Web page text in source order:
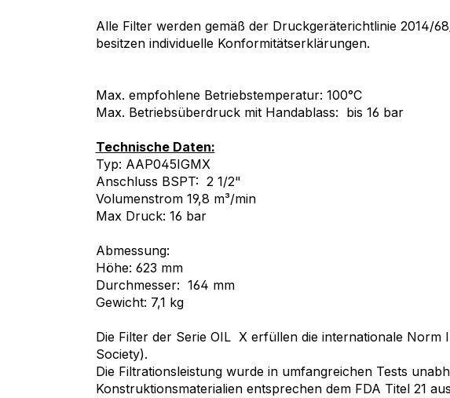
Alle Filter werden gemäß der Druckgeräterichtlinie 2014/
besitzen individuelle Konformitätserklärungen.
Max. empfohlene Betriebstemperatur: 100°C
Max. Betriebsüberdruck mit Handablass: bis 16 bar
Technische Daten:
Typ: AAP045IGMX
Anschluss BSPT: 2 1/2"
Volumenstrom 19,8 m³/min
Max Druck: 16 bar
Abmessung:
Höhe: 623 mm
Durchmesser: 164 mm
Gewicht: 7,1 kg
Die Filter der Serie OIL X erfüllen die internationale Norm
Society).
Die Filtrationsleistung wurde in umfangreichen Tests
Konstruktionsmaterialien entsprechen dem FDA Titel 21